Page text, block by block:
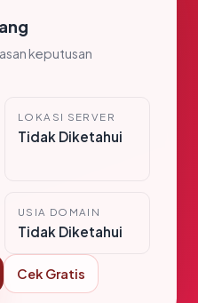
keputusan
LOKASI SERVER
Tidak Diketahui
USIA DOMAIN
Tidak Diketahui
Cek Gratis